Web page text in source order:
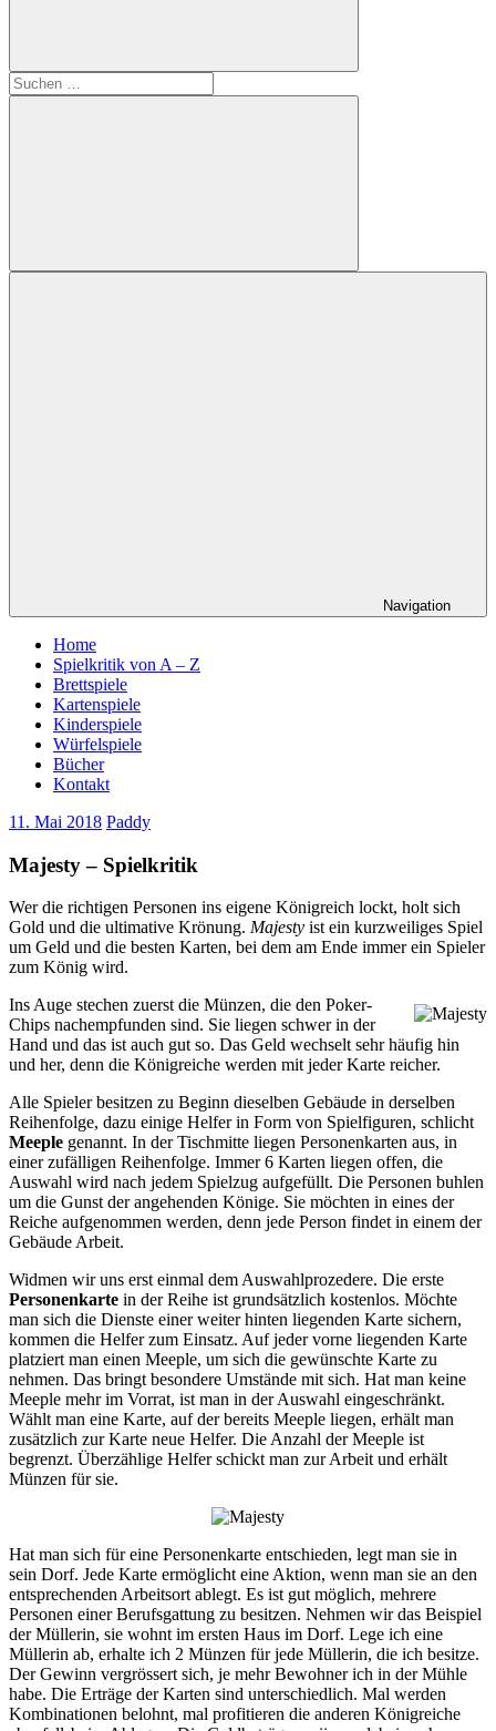
Suchen
nach:
Suchen
Navigation
Home
Spielkritik von A – Z
Brettspiele
Kartenspiele
Kinderspiele
Würfelspiele
Bücher
Kontakt
11. Mai 2018 Paddy
Majesty – Spielkritik
Wer die richtigen Personen ins eigene Königreich lockt, holt sich
Gold und die ultimative Krönung. Majesty ist ein kurzweiliges Spiel
um Geld und die besten Karten, bei dem am Ende immer ein Spieler
zum König wird.
Ins Auge stechen zuerst die Münzen, die den Poker-
Chips nachempfunden sind. Sie liegen schwer in der
Hand und das ist auch gut so. Das Geld wechselt sehr häufig hin
und her, denn die Königreiche werden mit jeder Karte reicher.
Alle Spieler besitzen zu Beginn dieselben Gebäude in derselben
Reihenfolge, dazu einige Helfer in Form von Spielfiguren, schlicht
Meeple genannt. In der Tischmitte liegen Personenkarten aus, in
einer zufälligen Reihenfolge. Immer 6 Karten liegen offen, die
Auswahl wird nach jedem Spielzug aufgefüllt. Die Personen buhlen
um die Gunst der angehenden Könige. Sie möchten in eines der
Reiche aufgenommen werden, denn jede Person findet in einem der
Gebäude Arbeit.
Widmen wir uns erst einmal dem Auswahlprozedere. Die erste
Personenkarte in der Reihe ist grundsätzlich kostenlos. Möchte
man sich die Dienste einer weiter hinten liegenden Karte sichern,
kommen die Helfer zum Einsatz. Auf jeder vorne liegenden Karte
platziert man einen Meeple, um sich die gewünschte Karte zu
nehmen. Das bringt besondere Umstände mit sich. Hat man keine
Meeple mehr im Vorrat, ist man in der Auswahl eingeschränkt.
Wählt man eine Karte, auf der bereits Meeple liegen, erhält man
zusätzlich zur Karte neue Helfer. Die Anzahl der Meeple ist
begrenzt. Überzählige Helfer schickt man zur Arbeit und erhält
Münzen für sie.
Hat man sich für eine Personenkarte entschieden, legt man sie in
sein Dorf. Jede Karte ermöglicht eine Aktion, wenn man sie an den
entsprechenden Arbeitsort ablegt. Es ist gut möglich, mehrere
Personen einer Berufsgattung zu besitzen. Nehmen wir das Beispiel
der Müllerin, sie wohnt im ersten Haus im Dorf. Lege ich eine
Müllerin ab, erhalte ich 2 Münzen für jede Müllerin, die ich besitze.
Der Gewinn vergrössert sich, je mehr Bewohner ich in der Mühle
habe. Die Erträge der Karten sind unterschiedlich. Mal werden
Kombinationen belohnt, mal profitieren die anderen Königreiche